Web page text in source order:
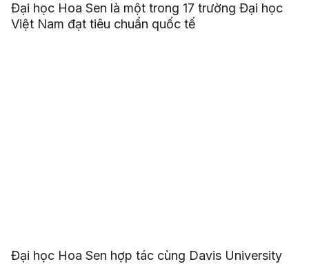
Đại học Hoa Sen là một trong 17 trường Đại học
Việt Nam đạt tiêu chuẩn quốc tế
Đại học Hoa Sen hợp tác cùng Davis University